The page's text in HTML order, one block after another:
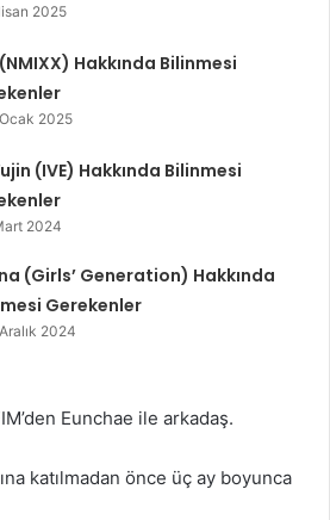
2025
(NMIXX) Hakkında Bilinmesi
2025
(IVE) Hakkında Bilinmesi
2024
(Girls’ Generation) Hakkında
Gerekenler
2024
Eunchae ile arkadaş.
katılmadan önce üç ay boyunca